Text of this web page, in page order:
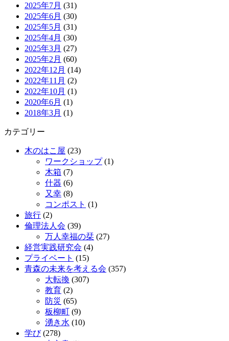
2025年7月 (31)
2025年6月 (30)
2025年5月 (31)
2025年4月 (30)
2025年3月 (27)
2025年2月 (60)
2022年12月 (14)
2022年11月 (2)
2022年10月 (1)
2020年6月 (1)
2018年3月 (1)
カテゴリー
木のはこ屋 (23)
ワークショップ(1)
木箱 (7)
什器 (6)
又幸 (8)
コンポスト (1)
旅行 (2)
倫理法人会 (39)
万人幸福の栞 (27)
経営実践研究会 (4)
プライベート (15)
青森の未来を考える会 (357)
大転換 (307)
教育 (2)
防災 (65)
板柳町 (9)
湧き水 (10)
学び(278)